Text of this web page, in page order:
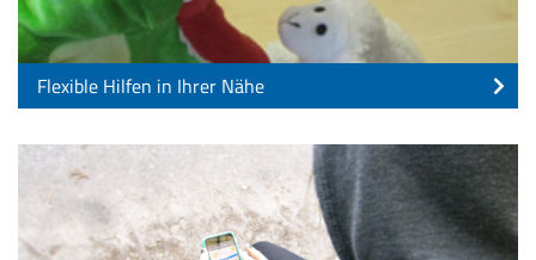
Flexible Hilfen in Ihrer Nähe